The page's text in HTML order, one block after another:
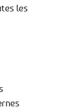
les